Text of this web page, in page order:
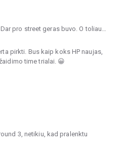
pro street geras buvo. O toliau…
pirkti. Bus kaip koks HP naujas,
time trialai. 😀
3, netikiu, kad pralenktu